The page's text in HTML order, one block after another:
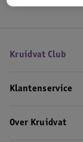
Kruidvat Club
Klantenservice
Over Kruidvat